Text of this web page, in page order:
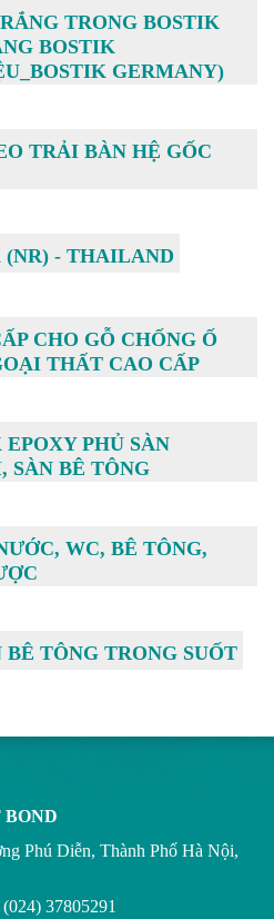
TRONG BOSTIK
BOSTIK
GERMANY)
TRẢI BÀN HỆ GỐC
(NR) - THAILAND
CHO GỖ CHỐNG Ố
THẤT CAO CẤP
PHỦ SÀN
SÀN BÊ TÔNG
WC, BÊ TÔNG,
TÔNG TRONG SUỐT
BOND
Phú Diễn, Thành Phố Hà Nội,
37805291